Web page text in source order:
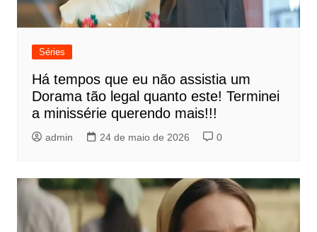
Séries
Há tempos que eu não assistia um
Dorama tão legal quanto este! Terminei
a minissérie querendo mais!!!
admin 24 de maio de 2026 0